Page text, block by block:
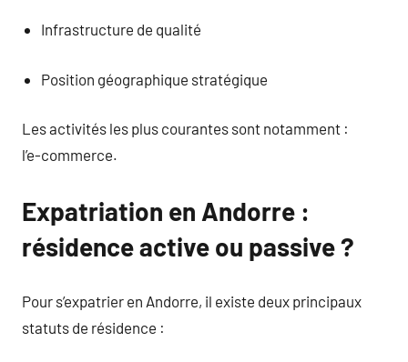
Infrastructure de qualité
Position géographique stratégique
Les activités les plus courantes sont notamment :
l’e-commerce.
Expatriation en Andorre :
résidence active ou passive ?
Pour s’expatrier en Andorre, il existe deux principaux
statuts de résidence :